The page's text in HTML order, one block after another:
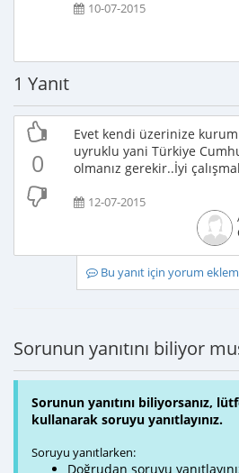
10-07-2015
1 Yanıt
0
Evet kendi üzerinize kurum
uyruklu yani Türkiye
olmanız gerekir..İyi
12-07-2015
Bu yanıt için yorum
Sorunun yanıtını biliyor
Sorunun yanıtını biliyorsanız,
kullanarak soruyu yanıtlayınız.
Soruyu yanıtlarken:
Doğrudan soruyu